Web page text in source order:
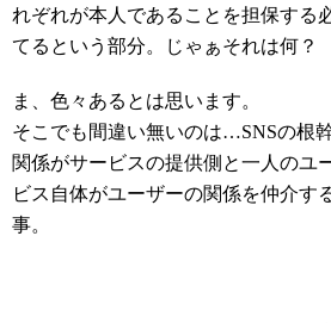
れぞれが本人であることを担保する
てるという部分。じゃぁそれは何？
ま、色々あるとは思います。
そこでも間違い無いのは…SNSの根
関係がサービスの提供側と一人のユ
ビス自体がユーザーの関係を仲介す
事。